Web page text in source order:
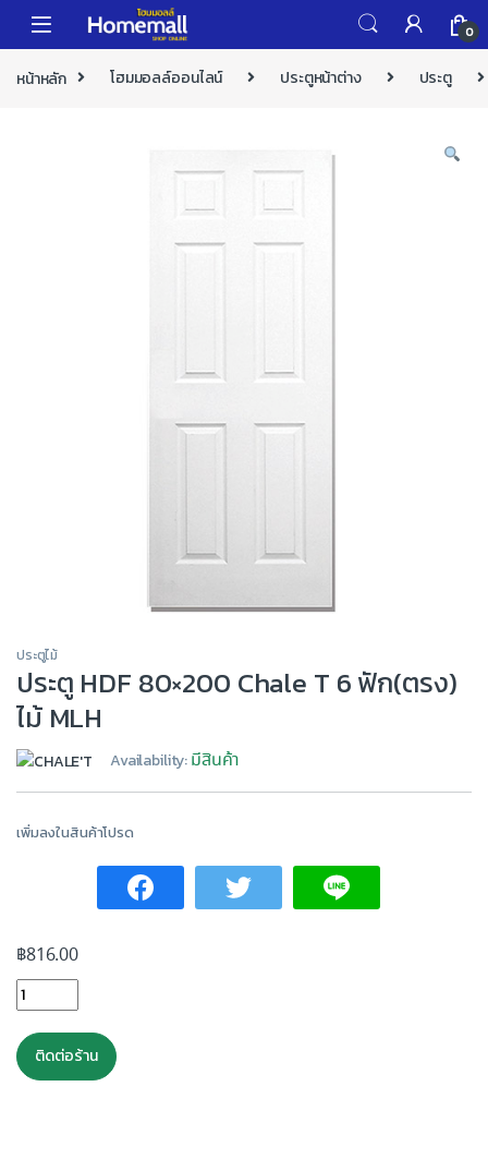
Skip to navigation
Skip to content
0
หน้าหลัก โฮมมอลล์ออนไลน์ ประตูหน้าต่าง ประตู
ประตูไม้
ประตู HDF 80×200 Chale T 6 ฟัก(ตรง)
ไม้ MLH
Availability:มีสินค้า
เพิ่มลงในสินค้าโปรด
฿816.00
ประตู HDF 80x200 Chale T 6 ฟัก(ตรง) ไม้ MLH quantity
ติดต่อร้าน